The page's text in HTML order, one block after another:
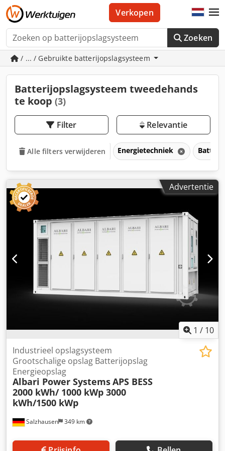
Zoeken
Verkopen
/ ... / Gebruikte batterijopslagsysteem
Batterijopslagsysteem tweedehands
te koop (3)
Filter Relevantie
Alle filters verwijderen Energietechniek
Advertentie
1 / 10
Salzhausen 349 km
Industrieel opslagsysteem
Grootschalige opslag Batterijopslag
Energieopslag
Albari Power SystemsAPS BESS
2000 kWh/ 1000 kWp 3000
kWh/1500 kWp